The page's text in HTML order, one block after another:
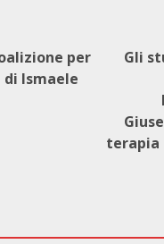
per
Ismaele
Gli
terapia